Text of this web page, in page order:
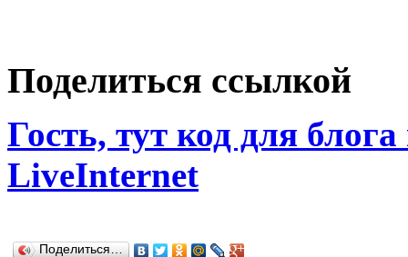
Поделиться ссылкой
Гость, тут код для
LiveInternet
Поделиться…